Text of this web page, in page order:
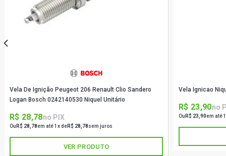
Vela De Ignição Peugeot 206 Renault Clio Sandero
Logan Bosch 0242140530 Niquel Unitário
R$ 28,78no PIX
Ou R$ 28,78em até 1x deR$ 28,78sem juros
VER PRODUTO
Vela Ignicao
R$ 23,90no
Ou R$ 23,90em até